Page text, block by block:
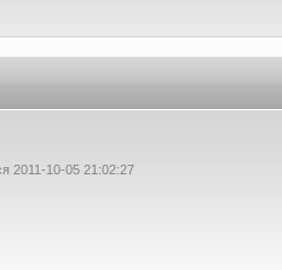
2011-10-05 21:02:27